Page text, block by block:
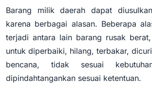
Barang milik daerah dapat
karena berbagai alasan. Beberapa
terjadi antara lain barang rusak
untuk diperbaiki, hilang, terbakar,
bencana, tidak sesuai
dipindahtangankan sesuai ketentuan.